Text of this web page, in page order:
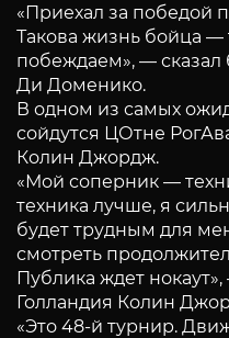
«Приехал за победой
Такова жизнь бойца
побеждаем», — сказал
Ди Доменико.
В одном из самых
сойдутся ЦОтне
Колин Джордж.
«Мой соперник —
техника лучше, я
будет трудным для
смотреть
Публика ждет
Голландия Колин
«Это 48-й турнир.